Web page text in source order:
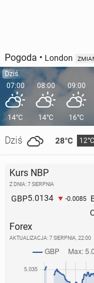
Pogoda • London
Dziś
07:00
14°C
Dziś 28°C 12°C
08:00
14°C
09:00
16°C
Kurs NBP
Z DNIA: 7 SIERPNIA
GBP5.0134 -0.0085
Forex
AKTUALIZACJA: 7 SIERPNIA, 22:00